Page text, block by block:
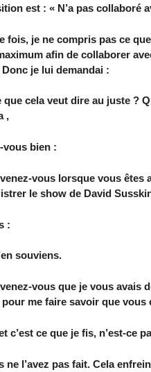
est : « N’a pas collaboré
fois, je ne compris pas ce
afin de collaborer
je lui demandai :
que cela veut dire au juste ?
,
vous bien :
vous lorsque vous êtes
le show de David
:
souviens.
vous que je vous avais
me faire savoir que vous
c’est ce que je fis, n’est-ce
ne l’avez pas fait. Cela